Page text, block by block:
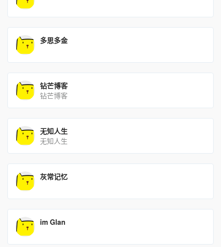
多思多金
钻芒博客
钻芒博客
无知人生
无知人生
灰常记忆
im Glan